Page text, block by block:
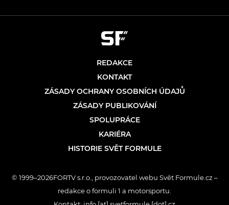
REDAKCE
KONTAKT
ZÁSADY OCHRANY OSOBNÍCH ÚDAJŮ
ZÁSADY PUBLIKOVÁNÍ
SPOLUPRÁCE
KARIÉRA
HISTORIE SVĚT FORMULE
© 1999–2026FORTV s.r.o., provozovatel webu Svět Formule.cz –
redakce o formuli 1 a motorsportu.